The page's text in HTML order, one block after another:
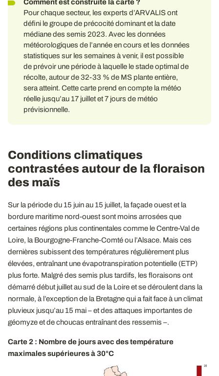
Comment est construite la carte ?
Pour chaque secteur, les experts d’ARVALIS ont
défini le groupe de précocité dominant et la date
médiane des semis 2023. Avec les données
météorologiques de l’année en cours et les données
statistiques sur les semaines à venir, il est possible
de prévoir une période à laquelle le stade optimal de
récolte, autour de 32-33 % de MS plante entière,
sera atteint. Cette carte prend en compte la météo
réelle jusqu’au 17 juillet et 7 jours de météo
prévisionnelle.
Conditions climatiques
contrastées autour de la floraison
des maïs
Sur la période du 15 juin au 15 juillet, la façade ouest et la
bordure maritime nord-ouest sont moins arrosées que
certaines régions plus continentales comme le Centre-Val de
Loire, la Bourgogne-Franche-Comté ou l’Alsace. Mais ces
dernières subissent des températures régulièrement plus
élevées, entraînant une évapotranspiration potentielle (ETP)
plus forte. Malgré des semis plus tardifs, les floraisons ont
démarré début juillet au sud de la Loire et se déroulent dans la
normale, à l’exception de la Bretagne qui a fait face à un climat
pluvieux jusqu’au 15 mai – et des attaques importantes de
géomyze et de choucas entraînant des ressemis –.
Carte 2 : Nombre de jours avec des température
maximales supérieures à 30°C